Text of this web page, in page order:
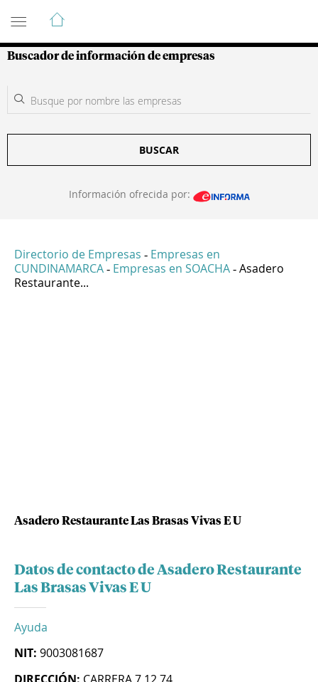
Guía de Empresas Colombianas
Buscador de información de empresas
BUSCAR
Información ofrecida por:
Directorio de Empresas - Empresas en
CUNDINAMARCA - Empresas en SOACHA - Asadero
Restaurante...
Asadero Restaurante Las Brasas Vivas E U
Datos de contacto de Asadero Restaurante
Las Brasas Vivas E U
Ayuda
NIT: 9003081687